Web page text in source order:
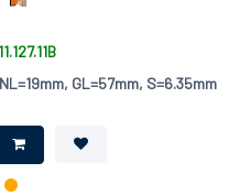
GL=57mm, S=6.35mm